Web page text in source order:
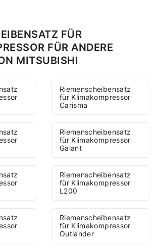
FÜR
FÜR ANDERE
MITSUBISHI
Riemenscheibensatz
für Klimakompressor
Carisma
Riemenscheibensatz
für Klimakompressor
Galant
Riemenscheibensatz
für Klimakompressor
L200
Riemenscheibensatz
für Klimakompressor
Outlander